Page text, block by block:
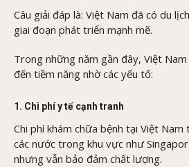
Câu giải đáp là: Việt Nam đã có du
giai đoạn phát triển mạnh mẽ.
Trong những năm gần đây, Việt
đến tiềm năng nhờ các yếu tố:
1. Chi phí y tế cạnh tranh
Chi phí khám chữa bệnh tại Việt Nam
các nước trong khu vực như
nhưng vẫn bảo đảm chất lượng.